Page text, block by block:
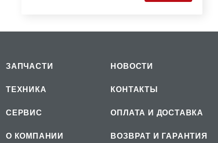
ВОЗДУШНЫЙ
ЗАПЧАСТИ
ТЕХНИКА
СЕРВИС
О КОМПАНИИ
НОВОСТИ
КОНТАКТЫ
ОПЛАТА И ДОСТАВКА
ВОЗВРАТ И ГАРАНТИЯ